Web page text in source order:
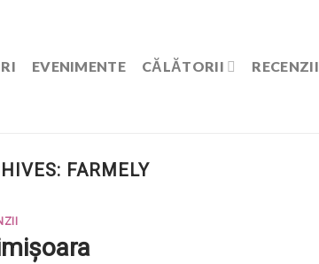
EVENIMENTE CĂLĂTORII RECENZII
FARMELY